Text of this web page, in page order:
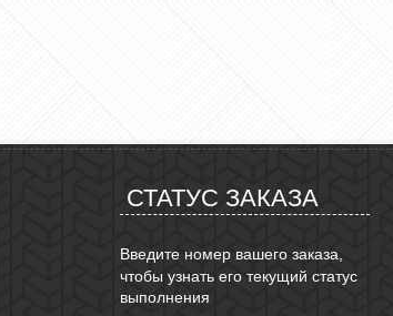
СТАТУС ЗАКАЗА
Введите номер вашего заказа,
чтобы узнать его текущий статус
выполнения